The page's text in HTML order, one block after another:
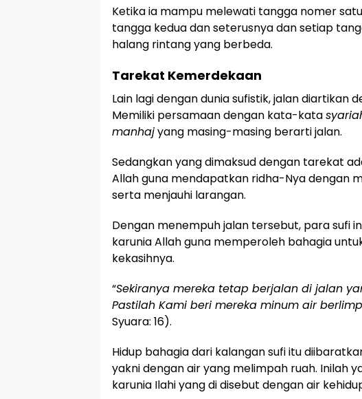
Ketika ia mampu melewati tangga nomer
tangga kedua dan seterusnya dan setiap
halang rintang yang berbeda.
Tarekat Kemerdekaan
Lain lagi dengan dunia sufistik, jalan diartikan
Memiliki persamaan dengan kata-kata
manhajyang masing-masing berarti jalan.
Sedangkan yang dimaksud dengan tarekat
Allah guna mendapatkan ridha-Nya dengan
serta menjauhi larangan.
Dengan menempuh jalan tersebut, para sufi
karunia Allah guna memperoleh bahagia
kekasihnya.
“Sekiranya mereka tetap berjalan di jalan
Pastilah Kami beri mereka minum air
Syuara: 16).
Hidup bahagia dari kalangan sufi itu
yakni dengan air yang melimpah ruah. Inilah
karunia Ilahi yang di disebut dengan air